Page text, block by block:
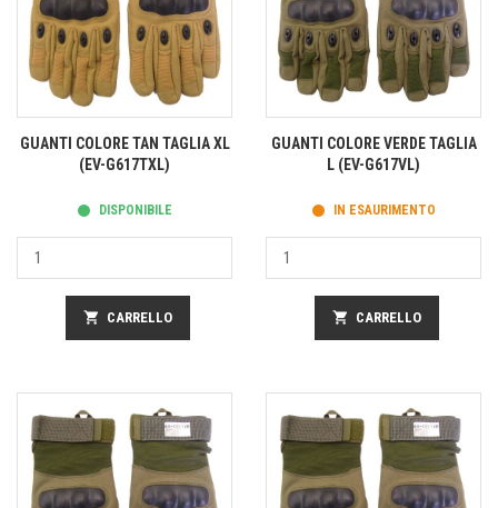
GUANTI COLORE TAN TAGLIA XL
(EV-G617TXL)
DISPONIBILE
shopping_cart CARRELLO
GUANTI COLORE VERDE TAGLIA
L (EV-G617VL)
IN ESAURIMENTO
shopping_cart CARRELLO